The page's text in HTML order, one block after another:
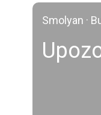
Smolyan ·